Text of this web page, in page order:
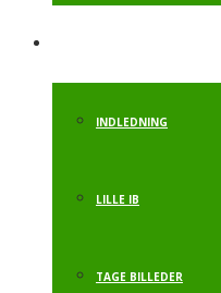
INDLEDNING
LILLE IB
TAGE BILLEDER